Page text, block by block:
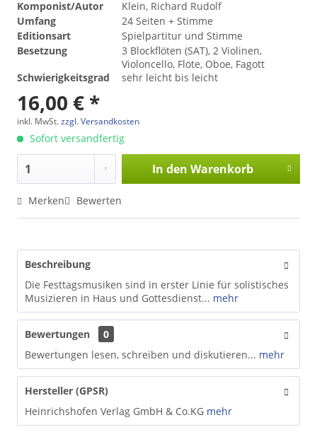
Komponist/Autor
Klein, Richard Rudolf
Umfang
24 Seiten + Stimme
Editionsart
Spielpartitur und Stimme
Besetzung
3 Blockflöten (SAT), 2 Violinen,
Violoncello, Flöte, Oboe, Fagott
Schwierigkeitsgrad
sehr leicht bis leicht
16,00 € *
inkl. MwSt.zzgl. Versandkosten
Sofort versandfertig
In den Warenkorb
Merken Bewerten
Beschreibung
Die Festtagsmusiken sind in erster Linie für solistisches
Musizieren in Haus und Gottesdienst... mehr
Bewertungen
0
Bewertungen lesen, schreiben und diskutieren... mehr
Hersteller (GPSR)
Heinrichshofen Verlag GmbH & Co.KG mehr